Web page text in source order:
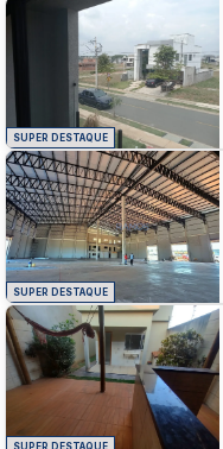
SUPER DESTAQUE
SUPER DESTAQUE
SUPER DESTAQUE